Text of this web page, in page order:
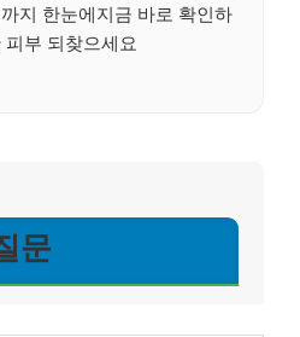
지 한눈에지금 바로 확인하
피부 되찾으세요
문